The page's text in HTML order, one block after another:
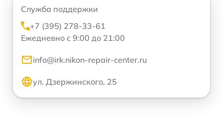
Служба поддержки
+7 (395) 278-33-61
Ежедневно с 9:00 до 21:00
info@irk.nikon-repair-center.ru
ул. Дзержинского, 25